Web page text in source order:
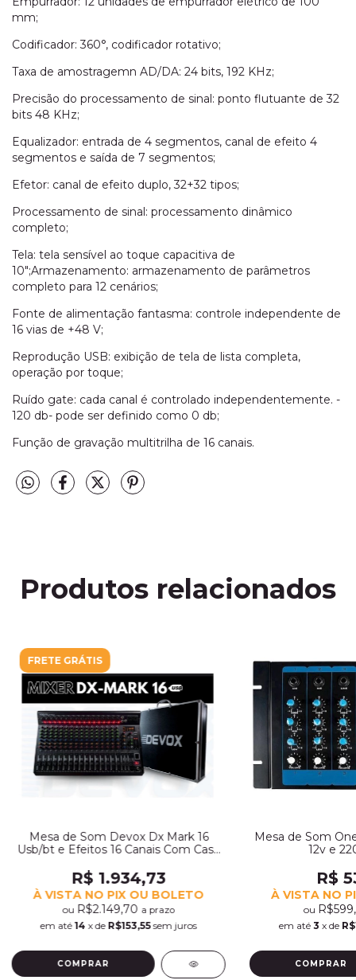
mm;
Codificador: 360°, codificador rotativo;
Taxa de amostragemn AD/DA: 24 bits, 192 KHz;
Precisão do processamento de sinal: ponto flutuante de 32
bits 48 KHz;
Equalizador: entrada de 4 segmentos, canal de efeito 4
segmentos e saída de 7 segmentos;
Efetor: canal de efeito duplo, 32+32 tipos;
Processamento de sinal: processamento dinâmico
completo;
Tela: tela sensível ao toque capacitiva de
10";Armazenamento: armazenamento de parâmetros
completo para 12 cenários;
Fonte de alimentação fantasma: controle independente de
16 vias de +48 V;
Reprodução USB: exibição de tela de lista completa,
operação por toque;
Ruído gate: cada canal é controlado independentemente. -
120 db- pode ser definido como 0 db;
Função de gravação multitrilha de 16 canais.
Produtos relacionados
FRETE GRÁTIS
Mesa de Som Devox Dx Mark 16
Usb/bt e Efeitos 16 Canais Com Case
R$ 1.934,73
À VISTA NO PIX OU BOLETO
ou R$2.149,70 a prazo
em até14 x de R$153,55 sem juros
Mesa de Som
12v e
R$
À VISTA NO
ou
em até 3 x de